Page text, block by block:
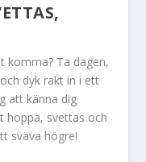
komma? Ta dagen,
dyk rakt in i ett
att känna dig
hoppa, svettas och
sväva högre!